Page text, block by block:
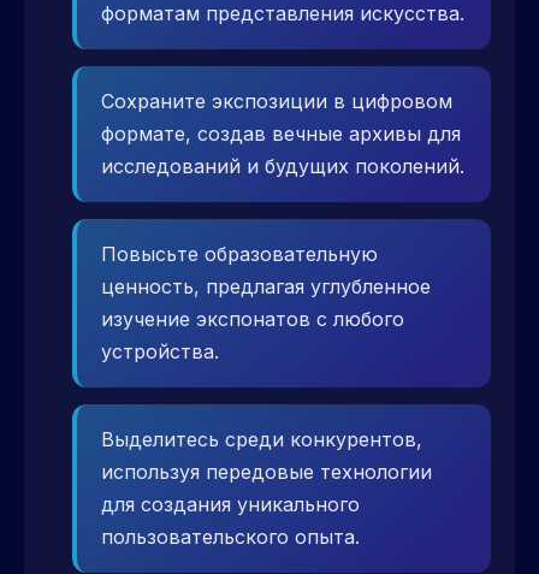
форматам представления искусства.
Сохраните экспозиции в цифровом
формате, создав вечные архивы для
исследований и будущих поколений.
Повысьте образовательную
ценность, предлагая углубленное
изучение экспонатов с любого
устройства.
Выделитесь среди конкурентов,
используя передовые технологии
для создания уникального
пользовательского опыта.